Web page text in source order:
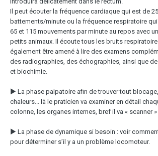
Il peut écouter la fréquence cardiaque qui est de
battements/minute ou la fréquence respiratoire
65 et 115 mouvements par minute au repos avec
petits animaux. Il écoute tous les bruits
également être amené à lire des examens
des radiographies, des échographies, ainsi que
et biochimie.
▶ La phase palpatoire afin de trouver tout
chaleurs... là le praticien va examiner en détail
colonne, les organes internes, bref il va « scanner
▶ La phase de dynamique si besoin : voir
pour déterminer s’il y a un problème locomoteur.